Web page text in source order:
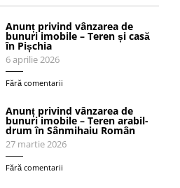
Anunț privind vânzarea de
bunuri imobile – Teren și casă
în Pișchia
6 aprilie 2026
Fără comentarii
Anunț privind vânzarea de
bunuri imobile – Teren arabil-
drum în Sânmihaiu Român
27 martie 2026
Fără comentarii